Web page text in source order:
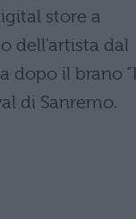
store a
dell’artista dal
dopo il brano
di Sanremo.